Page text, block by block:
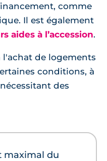
comme
Il est également
aides à l’accession.
de logements
conditions, à
des
maximal du